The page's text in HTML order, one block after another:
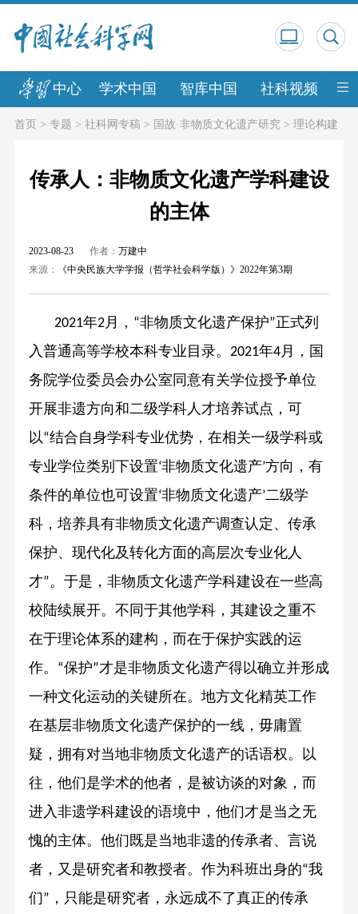
中心 学术中国 智库中国 社科视频 中
首页> 专题 > 社科网专稿> 国故·非物质文化遗产研究 > 理论构建
传承人：非物质文化遗产学科建设
的主体
2023-08-23 作者： 万建中
来源：
《中央民族大学学报（哲学社会科学版）》2022年第3期
2021年2月， “非物质文化遗产保护”正式列
入普通高等学校本科专业目录。 2021年4月，国
务院学位委员会办公室同意有关学位授予单位
开展非遗方向和二级学科人才培养试点，可
以“结合自身学科专业优势，在相关一级学科或
专业学位类别下设置‘非物质文化遗产’方向，有
条件的单位也可设置‘非物质文化遗产’二级学
科，培养具有非物质文化遗产调查认定、传承
保护、现代化及转化方面的高层次专业化人
才”。于是，非物质文化遗产学科建设在一些高
校陆续展开。不同于其他学科，其建设之重不
在于理论体系的建构，而在于保护实践的运
作。
“保护”才是非物质文化遗产得以确立并形成
一种文化运动的关键所在。地方文化精英工作
在基层非物质文化遗产保护的一线，毋庸置
疑，拥有对当地非物质文化遗产的话语权。以
往，他们是学术的他者，是被访谈的对象，而
进入非遗学科建设的语境中，他们才是当之无
愧的主体。他们既是当地非遗的传承者、言说
者，又是研究者和教授者。作为科班出身的“我
们” ，只能是研究者，永远成不了真正的传承